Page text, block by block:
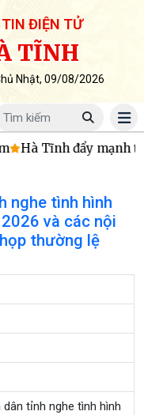
TIN ĐIỆN TỬ
TĨNH
Nhật, 09/08/2026
Hà Tĩnh đẩy mạnh
nghe tình hình
và các nội
thường lệ
dân tỉnh nghe tình hình